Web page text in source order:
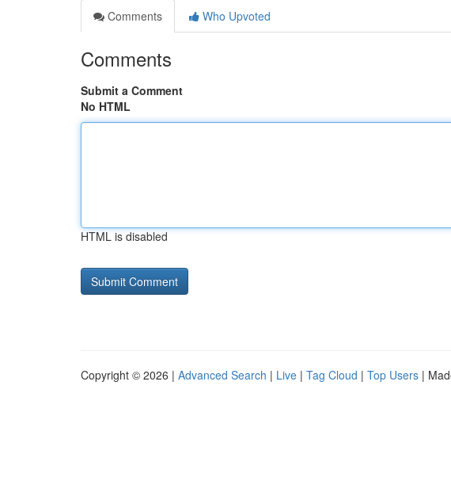
Comments
Who Upvoted
Comments
Submit a Comment
No HTML
HTML is disabled
Copyright © 2026 | Advanced Search | Live | Tag Cloud | Top Users |